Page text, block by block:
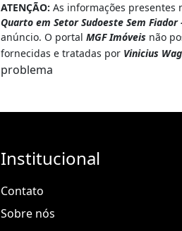
ATENÇÃO: As informações
Quarto em Setor Sudoeste Sem
anúncio. O portal MGF Imóveis não
fornecidas e tratadas por Vinicius
problema
Institucional
Contato
Sobre nós